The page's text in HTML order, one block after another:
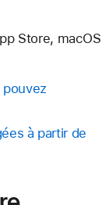
Store, macOS
à partir de